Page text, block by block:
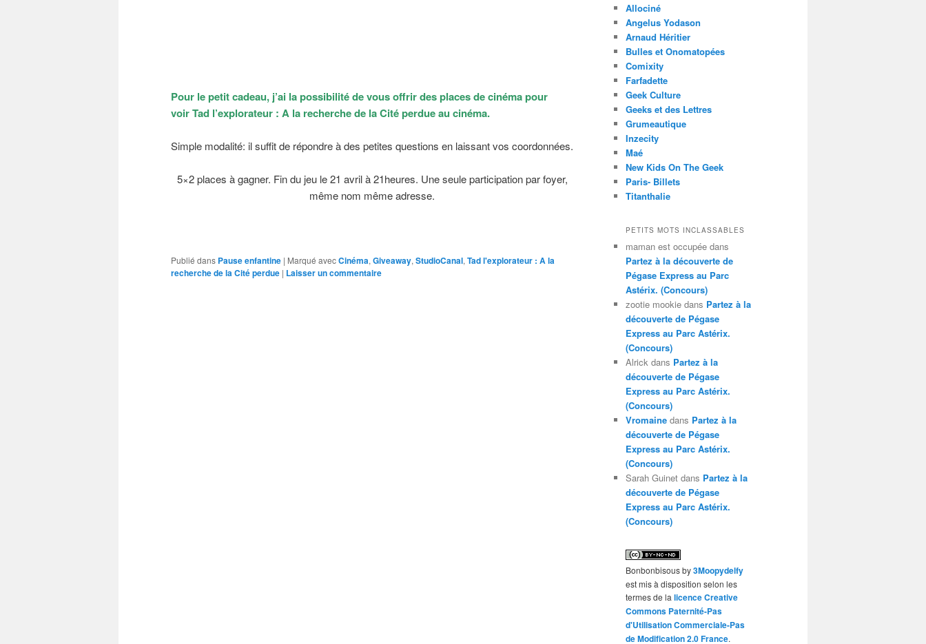
Pour le petit cadeau, j’ai la possibilité de vous offrir des places de cinéma pour
voir Tad l’explorateur : A la recherche de la Cité perdue au cinéma.
Simple modalité: il suffit de répondre à des petites questions en laissant vos coordonnées.
5×2 places à gagner. Fin du jeu le 21 avril à 21heures. Une seule participation par foyer,
même nom même adresse.
Publié dans Pause enfantine | Marqué avecCinéma, Giveaway, StudioCanal, Tad l'explorateur : A la
recherche de la Cité perdue | Laisser un commentaire
Allociné
Angelus Yodason
Arnaud Héritier
Bulles et Onomatopées
Comixity
Farfadette
Geek Culture
Geeks et des Lettres
Grumeautique
Inzecity
Maé
New Kids On The Geek
Paris- Billets
Titanthalie
PETITS MOTS INCLASSABLES
maman est occupée dans
Partez à la découverte de
Pégase Express au Parc
Astérix. (Concours)
zootie mookie dans Partez à la
découverte de Pégase
Express au Parc Astérix.
(Concours)
Alrick dans Partez à la
découverte de Pégase
Express au Parc Astérix.
(Concours)
Vromaine dans Partez à la
découverte de Pégase
Express au Parc Astérix.
(Concours)
Sarah Guinet dans Partez à la
découverte de Pégase
Express au Parc Astérix.
(Concours)
Bonbonbisousby3Moopydelfy
est mis à disposition selon les
termes de la licence Creative
Commons Paternité-Pas
d'Utilisation Commerciale-Pas
de Modification 2.0 France.